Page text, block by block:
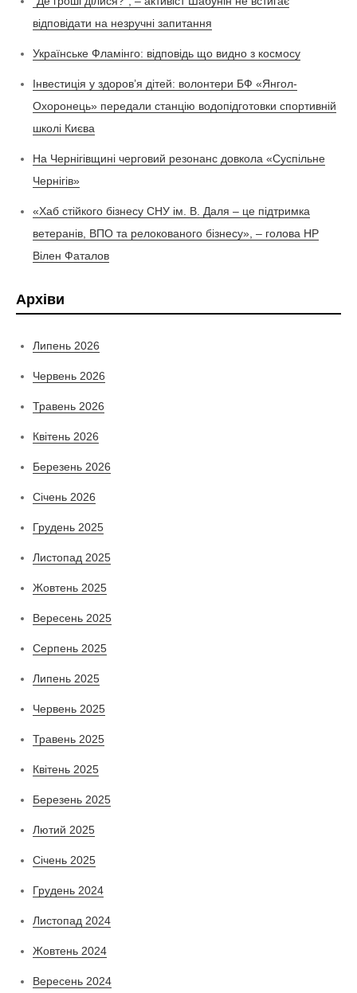
відповідати на незручні запитання
Українське Фламінго: відповідь що видно з космосу
Інвестиція у здоров’я дітей: волонтери БФ «Янгол-
Охоронець» передали станцію водопідготовки спортивній
школі Києва
На Чернігівщині черговий резонанс довкола «Суспільне
Чернігів»
«Хаб стійкого бізнесу СНУ ім. В. Даля – це підтримка
ветеранів, ВПО та релокованого бізнесу», – голова НР
Вілен Фаталов
Архіви
Липень 2026
Червень 2026
Травень 2026
Квітень 2026
Березень 2026
Січень 2026
Грудень 2025
Листопад 2025
Жовтень 2025
Вересень 2025
Серпень 2025
Липень 2025
Червень 2025
Травень 2025
Квітень 2025
Березень 2025
Лютий 2025
Січень 2025
Грудень 2024
Листопад 2024
Жовтень 2024
Вересень 2024